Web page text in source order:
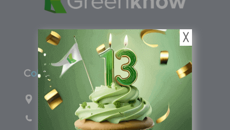
Colombia
Carrera 71G #117-67 INT 3 OFI 701
Teléfono: (601) 522 3869
╳